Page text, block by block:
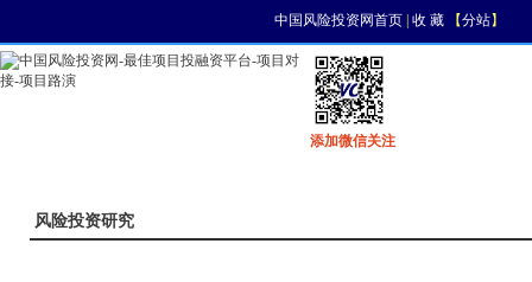
中国风险投资网首页| 收 藏【分站】
添加微信关注
风险投资研究